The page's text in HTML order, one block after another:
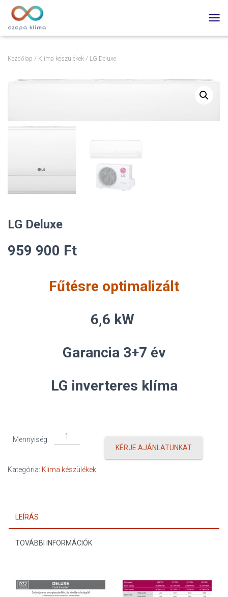
Kezdőlap / Klíma készülékek / LG Deluxe
LG Deluxe
959 900 Ft
Fűtésre optimalizált
6,6 kW
Garancia 3+7 év
LG inverteres klíma
Mennyiség:
Deluxe
KÉRJE AJÁNLATUNKAT
Kategória: Klíma készülékek
LEÍRÁS
TOVÁBBI INFORMÁCIÓK